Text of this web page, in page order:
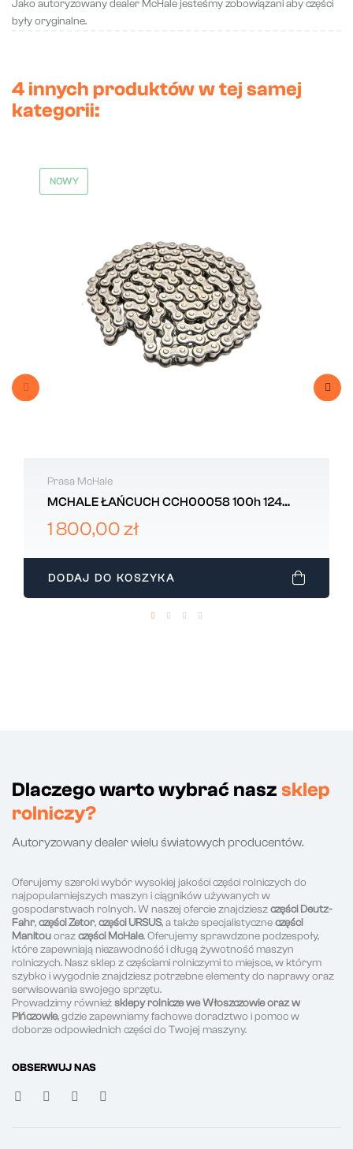
Jako autoryzowany dealer McHale jesteśmy zobowiązani aby części
były oryginalne.
4 innych produktów w tej samej
kategorii:
NOWY
Prasa McHale
MCHALE ŁAŃCUCH CCH00058 100h 124
OGNIWA ORYGINAŁ WZMOCNIONY
1 800,00 zł
DODAJ DO KOSZYKA
Dlaczego warto wybrać nasz sklep
rolniczy?
Autoryzowany dealer wielu światowych producentów.
Oferujemy szeroki wybór wysokiej jakości części rolniczych do
najpopularniejszych maszyn i ciągników używanych w
gospodarstwach rolnych. W naszej ofercie znajdzieszczęści Deutz-
Fahr,części Zetor,części URSUS, a także specjalistyczneczęści
Manitouorazczęści McHale. Oferujemy sprawdzone podzespoły,
które zapewniają niezawodność i długą żywotność maszyn
rolniczych. Nasz sklep z częściami rolniczymi to miejsce, w którym
szybko i wygodnie znajdziesz potrzebne elementy do naprawy oraz
serwisowania swojego sprzętu.
Prowadzimy równieżsklepy rolnicze we Włoszczowie oraz w
Pińczowie, gdzie zapewniamy fachowe doradztwo i pomoc w
doborze odpowiednich części do Twojej maszyny.
OBSERWUJ NAS